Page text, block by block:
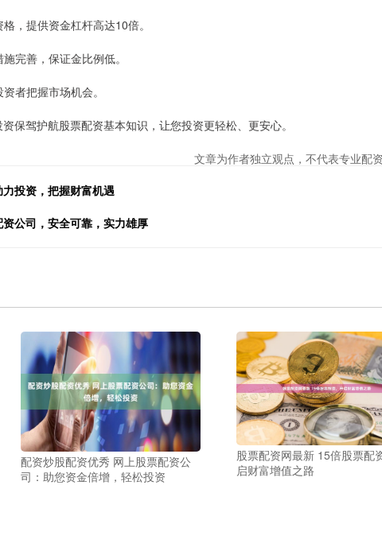
，提供资金杠杆高达10倍。
完善，保证金比例低。
者把握市场机会。
保驾护航股票配资基本知识，让您投资更轻松、更安心。
文章为作者独立观点，不代表专业配
投资，把握财富机遇
公司，安全可靠，实力雄厚
配资炒股配资优秀 网上股票配资公
司：助您资金倍增，轻松投资
股票配资网最新 15倍股票配
启财富增值之路